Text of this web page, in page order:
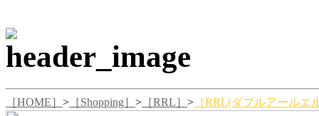
［HOME］ > ［Shopping］ > ［RRL］ > ［RRL(ダブルアール